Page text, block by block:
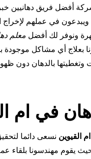
أفضل فريق دهانيين
في عملهم لإخراج
ونوفر لك أفضل معلم
بعلاج أي مشاكل موجودة
وتغطيتها بالدهان دون ظهور
في ام
القيوين نسعى دائما
حيث يقوم مهندسونا بلقاء